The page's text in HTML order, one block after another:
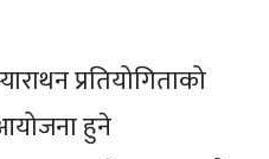
प्रतियोगिताको
हुने